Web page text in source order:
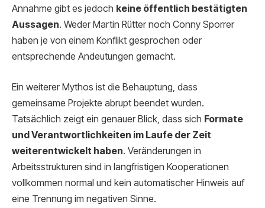
Annahme gibt es jedoch keine öffentlich bestätigten
Aussagen. Weder Martin Rütter noch Conny Sporrer
haben je von einem Konflikt gesprochen oder
entsprechende Andeutungen gemacht.
Ein weiterer Mythos ist die Behauptung, dass
gemeinsame Projekte abrupt beendet wurden.
Tatsächlich zeigt ein genauer Blick, dass sich Formate
und Verantwortlichkeiten im Laufe der Zeit
weiterentwickelt haben. Veränderungen in
Arbeitsstrukturen sind in langfristigen Kooperationen
vollkommen normal und kein automatischer Hinweis auf
eine Trennung im negativen Sinne.